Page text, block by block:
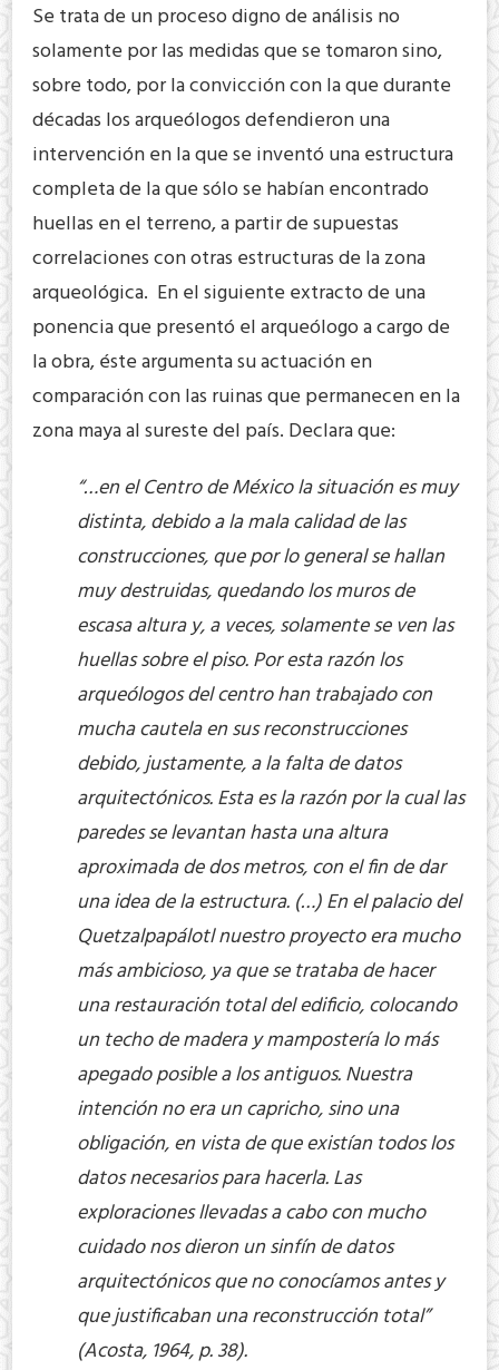
Se trata de un proceso digno de análisis no
solamente por las medidas que se tomaron sino,
sobre todo, por la convicción con la que durante
décadas los arqueólogos defendieron una
intervención en la que se inventó una estructura
completa de la que sólo se habían encontrado
huellas en el terreno, a partir de supuestas
correlaciones con otras estructuras de la zona
arqueológica. En el siguiente extracto de una
ponencia que presentó el arqueólogo a cargo de
la obra, éste argumenta su actuación en
comparación con las ruinas que permanecen en la
zona maya al sureste del país. Declara que:
“…en el Centro de México la situación es muy
distinta, debido a la mala calidad de las
construcciones, que por lo general se hallan
muy destruidas, quedando los muros de
escasa altura y, a veces, solamente se ven las
huellas sobre el piso. Por esta razón los
arqueólogos del centro han trabajado con
mucha cautela en sus reconstrucciones
debido, justamente, a la falta de datos
arquitectónicos. Esta es la razón por la cual las
paredes se levantan hasta una altura
aproximada de dos metros, con el fin de dar
una idea de la estructura. (…) En el palacio del
Quetzalpapálotl nuestro proyecto era mucho
más ambicioso, ya que se trataba de hacer
una restauración total del edificio, colocando
un techo de madera y mampostería lo más
apegado posible a los antiguos. Nuestra
intención no era un capricho, sino una
obligación, en vista de que existían todos los
datos necesarios para hacerla. Las
exploraciones llevadas a cabo con mucho
cuidado nos dieron un sinfín de datos
arquitectónicos que no conocíamos antes y
que justificaban una reconstrucción total”
(Acosta, 1964, p. 38).